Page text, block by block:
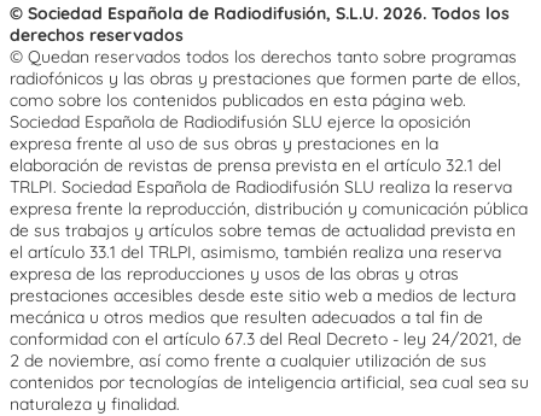
© Sociedad Española de Radiodifusión, S.L.U. 2026. Todos los
derechos reservados
© Quedan reservados todos los derechos tanto sobre programas
radiofónicos y las obras y prestaciones que formen parte de ellos,
como sobre los contenidos publicados en esta página web.
Sociedad Española de Radiodifusión SLU ejerce la oposición
expresa frente al uso de sus obras y prestaciones en la
elaboración de revistas de prensa prevista en el artículo 32.1 del
TRLPI. Sociedad Española de Radiodifusión SLU realiza la reserva
expresa frente la reproducción, distribución y comunicación pública
de sus trabajos y artículos sobre temas de actualidad prevista en
el artículo 33.1 del TRLPI, asimismo, también realiza una reserva
expresa de las reproducciones y usos de las obras y otras
prestaciones accesibles desde este sitio web a medios de lectura
mecánica u otros medios que resulten adecuados a tal fin de
conformidad con el artículo 67.3 del Real Decreto - ley 24/2021, de
2 de noviembre, así como frente a cualquier utilización de sus
contenidos por tecnologías de inteligencia artificial, sea cual sea su
naturaleza y finalidad.